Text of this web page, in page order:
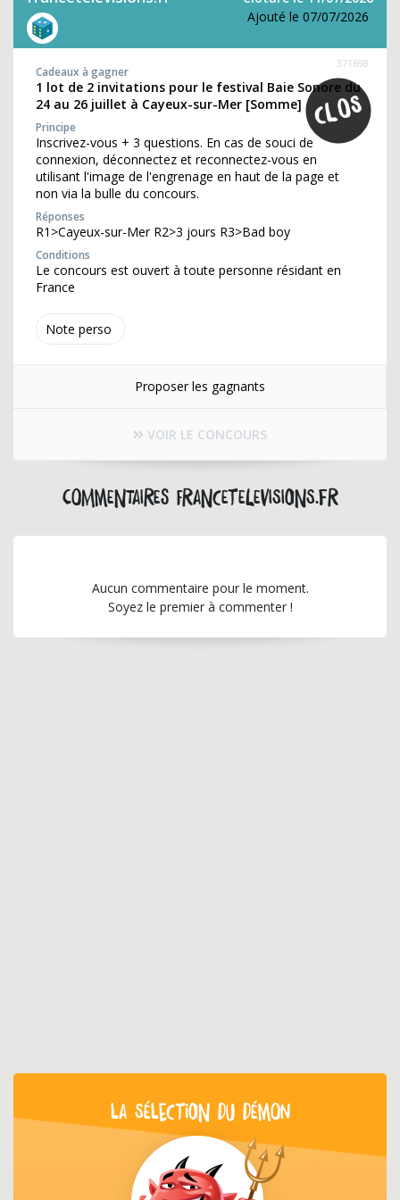
Ajouté le 07/07/2026
Note perso
371698
Cadeaux à gagner
1 lot de 2 invitations pour le festival Baie Sonore du
24 au 26 juillet à Cayeux-sur-Mer [Somme]
Principe
Inscrivez-vous + 3 questions. En cas de souci de
connexion, déconnectez et reconnectez-vous en
utilisant l'image de l'engrenage en haut de la page et
non via la bulle du concours.
Réponses
R1>Cayeux-sur-Mer R2>3 jours R3>Bad boy
Conditions
Le concours est ouvert à toute personne résidant en
France
Proposer les gagnants
VOIR LE CONCOURS
Commentaires francetelevisions.fr
Aucun commentaire pour le moment.
Soyez le premier à commenter !
LA SÉLECTION DU DÉMON